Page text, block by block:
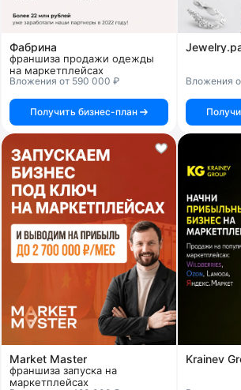
Фабрина
франшиза продажи одежды
на маркетплейсах
Вложения от 590 000 ₽
Получить бизнес-план
Вложения
Market Master
франшиза запуска на
маркетплейсах
Krainev